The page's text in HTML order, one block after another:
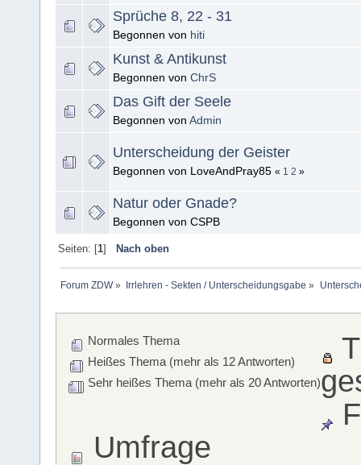
Sprüche 8, 22 - 31
Begonnen von hiti
Kunst & Antikunst
Begonnen von ChrS
Das Gift der Seele
Begonnen von Admin
Unterscheidung der Geister
Begonnen von LoveAndPray85 « 1 2 »
Natur oder Gnade?
Begonnen von CSPB
Seiten: [1] Nach oben
Forum ZDW» Irrlehren - Sekten / Unterscheidungsgabe »
Normales Thema
Heißes Thema (mehr als 12 Antworten)
Sehr heißes Thema (mehr als 20 Antworten)
Umfrage